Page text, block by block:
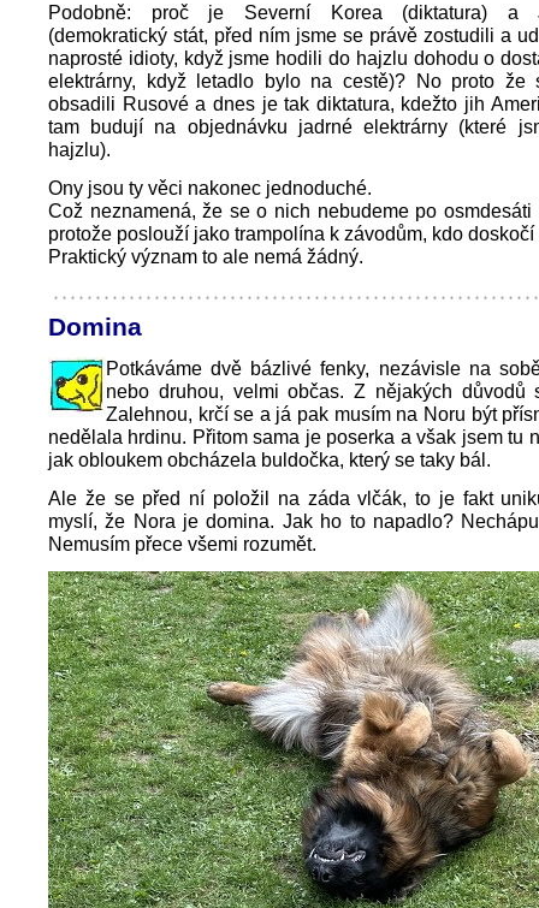
Podobně: proč je Severní Korea (diktatura) a
(demokratický stát, před ním jsme se právě zostudili a
naprosté idioty, když jsme hodili do hajzlu dohodu o
elektrárny, když letadlo bylo na cestě)? No proto že
obsadili Rusové a dnes je tak diktatura, kdežto jih
tam budují na objednávku jadrné elektrárny (které
hajzlu).
Ony jsou ty věci nakonec jednoduché.
Což neznamená, že se o nich nebudeme po osmdesáti
protože poslouží jako trampolína k závodům, kdo doskočí
Praktický význam to ale nemá žádný.
Domina
Potkáváme dvě bázlivé fenky, nezávisle na
nebo druhou, velmi občas. Z nějakých důvodů
Zalehnou, krčí se a já pak musím na Noru být
nedělala hrdinu. Přitom sama je poserka a však jsem tu
jak obloukem obcházela buldočka, který se taky bál.
Ale že se před ní položil na záda vlčák, to je fakt
myslí, že Nora je domina. Jak ho to napadlo?
Nemusím přece všemi rozumět.